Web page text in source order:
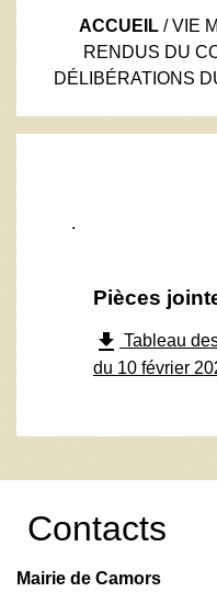
ACCUEIL/VIE
RENDUS DU
DÉLIBÉRATIONS
.
Pièces
file_download Tableau
du 10 février
Contacts
Mairie de Camors